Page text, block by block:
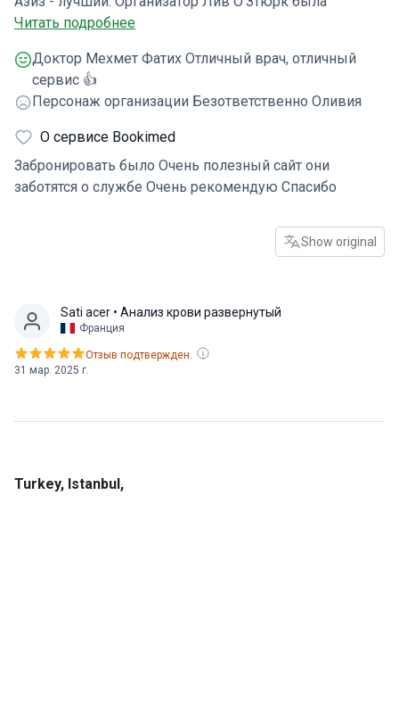
обслуживание ❤️.
непрофессиональна, она не организовала транспорт в
была безответственна за все остальные вещи
Отличный Front Office был груб.
Читать подробнее
Доктор Мехмет Фатих Отличный врач, отличный
сервис 👍
Персонаж организации Безответственно Оливия
О сервисе Bookimed
Забронировать было Очень полезный сайт они
заботятся о службе Очень рекомендую Спасибо
Show original
Sati acer • Анализ крови развернутый
Франция
31 мар. 2025 г.
Отзыв подтвержден.
Turkey, Istanbul,